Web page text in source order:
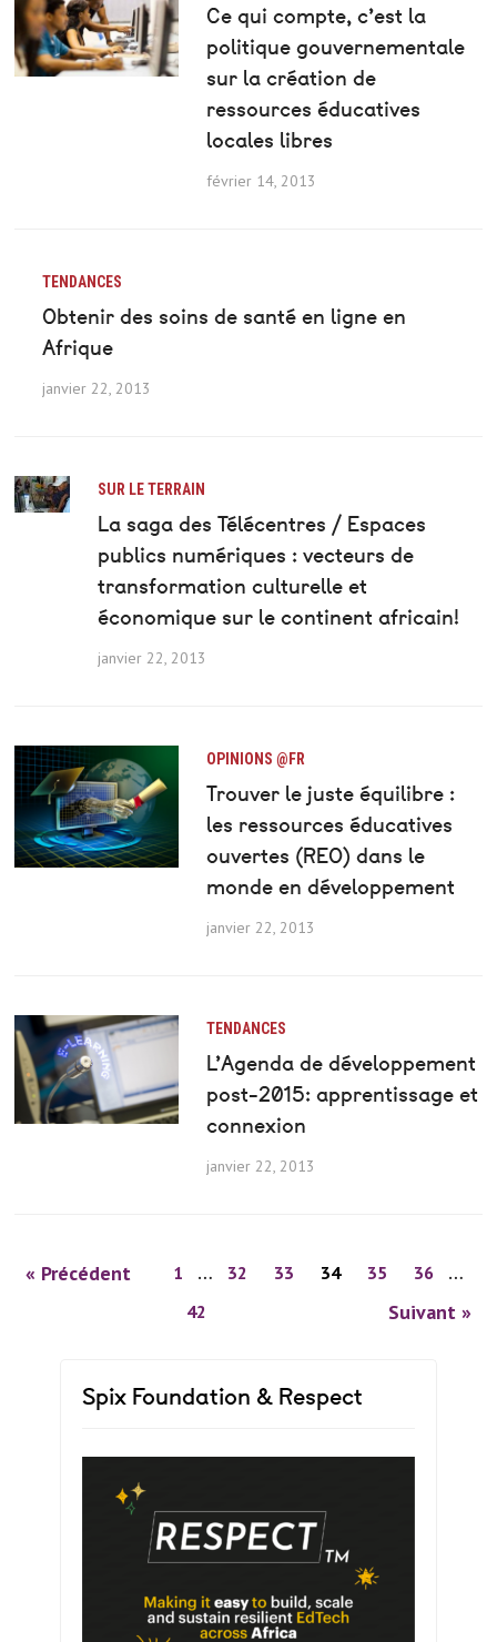
Ce qui compte, c’est la
politique gouvernementale
sur la création de
ressources éducatives
locales libres
février 14, 2013
TENDANCES
Obtenir des soins de santé en ligne en
Afrique
janvier 22, 2013
SUR LE TERRAIN
La saga des Télécentres / Espaces
publics numériques : vecteurs de
transformation culturelle et
économique sur le continent africain!
janvier 22, 2013
OPINIONS @FR
Trouver le juste équilibre :
les ressources éducatives
ouvertes (REO) dans le
monde en développement
janvier 22, 2013
TENDANCES
L’Agenda de développement
post-2015: apprentissage et
connexion
janvier 22, 2013
« Précédent 1 … 32 33 34 35 36
…
42
Suivant »
Spix Foundation & Respect